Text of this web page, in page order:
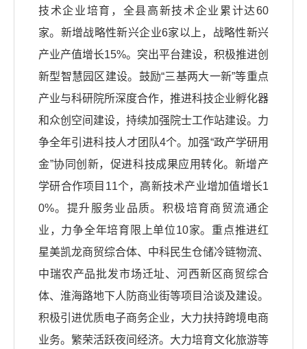
技术企业培育，全县高新技术企业累计达60
家。新增战略性新兴企业6家以上，战略性新兴
产业产值增长15%。突出平台建设，积极推进创
新型智慧园区建设。鼓励“三基两大一新”等重点
产业与科研院所深度合作，推进科技企业孵化器
和众创空间建设，持续加强院士工作站建设。力
争全年引进科技人才团队4个。加强“政产学研用
金”协同创新，促进科技成果应用转化。新增产
学研合作项目11个，高新技术产业增加值增长1
0%。提升服务业品质。积极培育商贸流通企
业，力争全年培育限上单位10家。重点推进红
星美凯龙商贸综合体、中科民生仓储冷链物流、
中瑞农产品批发市场迁址、河西新区商贸综合
体、淮海路地下人防商业街等项目洽谈及建设。
积极引进优质电子商务企业，大力扶持跨境电商
业务。繁荣活跃夜间经济。大力培育文化旅游等